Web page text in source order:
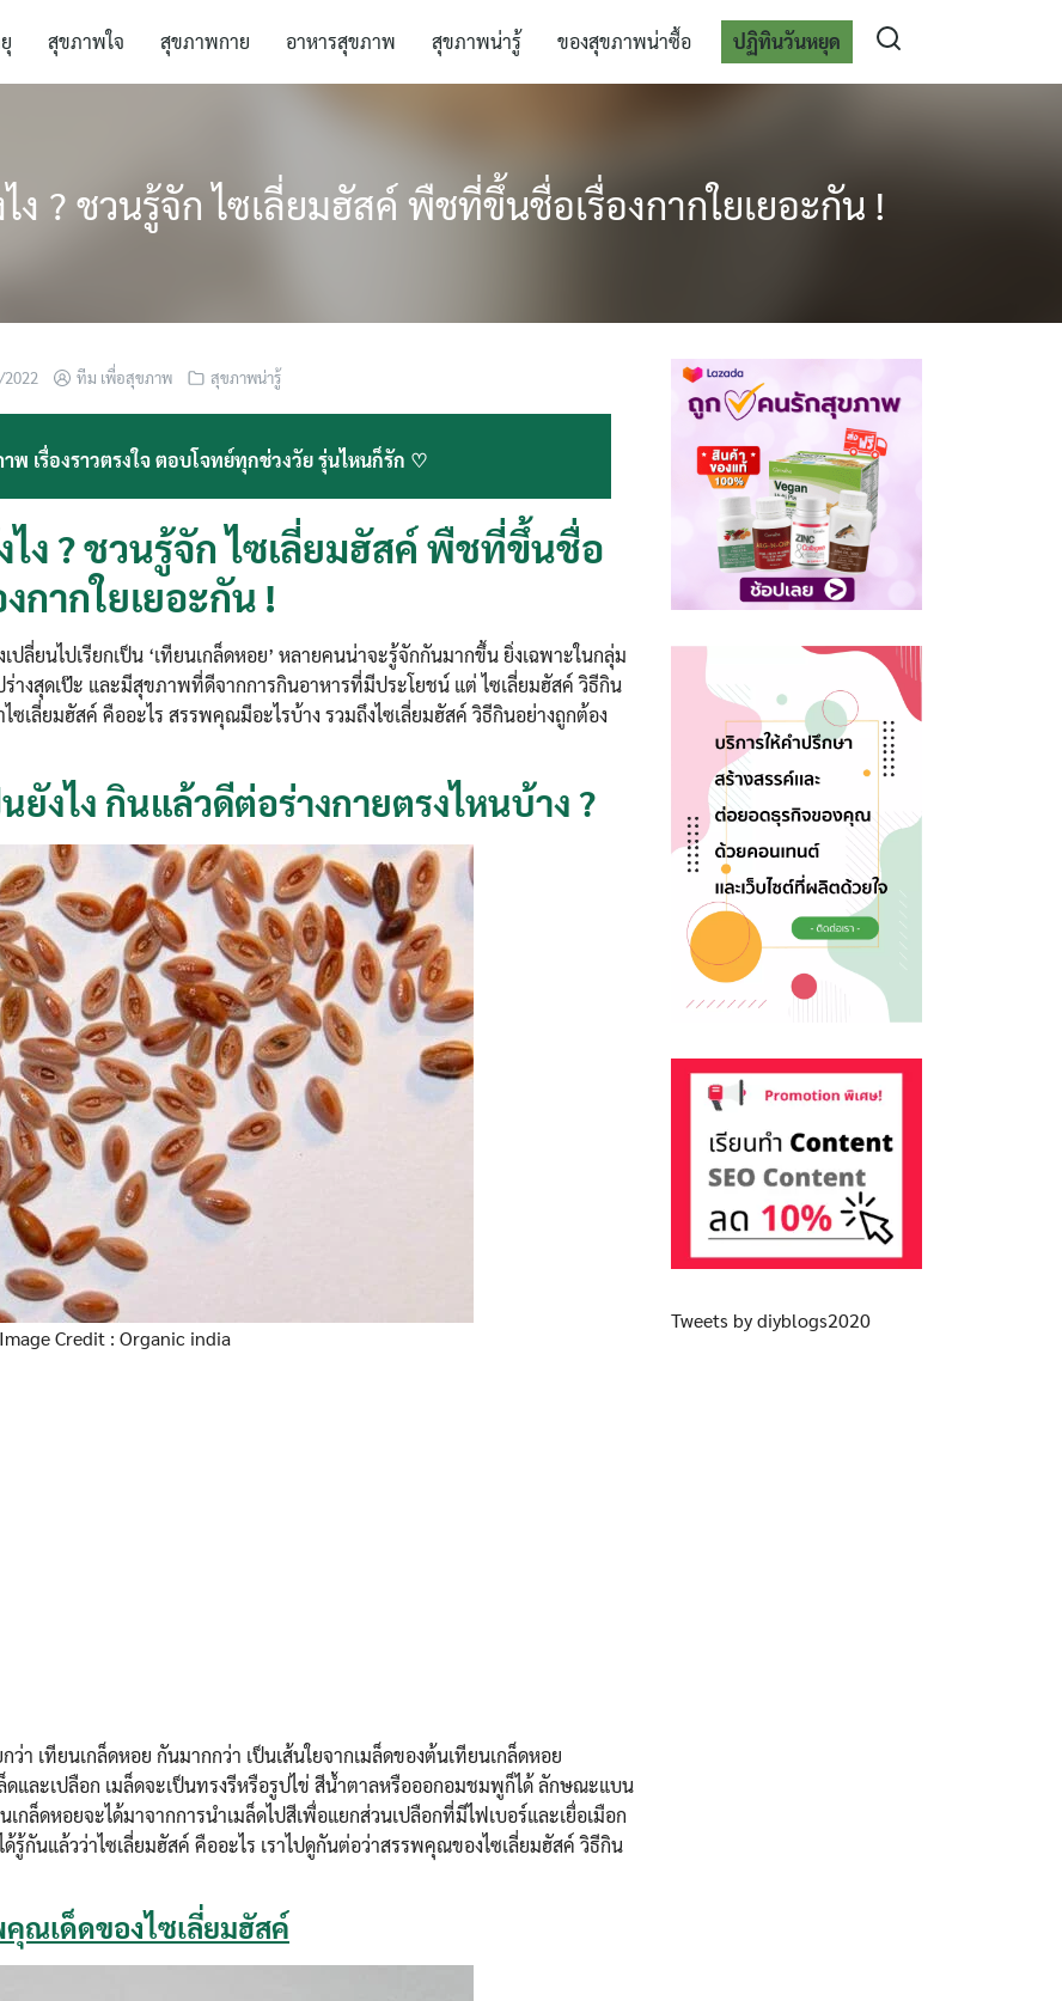
สุขภาพใจ สุขภาพกาย อาหารสุขภาพ สุขภาพน่ารู้ ของสุขภาพน่าซื้อ ปฏิทินวันหยุด
ง ? ชวนรู้จัก ไซเลี่ยมฮัสค์ พืชที่ขึ้นชื่อเรื่องกากใยเยอะกัน !
ทีม เพื่อสุขภาพ สุขภาพน่ารู้
เรื่องราวตรงใจ ตอบโจทย์ทุกช่วงวัย รุ่นไหนก็รัก ♡
ง ? ชวนรู้จัก ไซเลี่ยมฮัสค์ พืชที่ขึ้นชื่อ
งกากใยเยอะกัน !
ลี่ยนไปเรียกเป็น ‘เทียนเกล็ดหอย’ หลายคนน่าจะรู้จักกันมากขึ้น ยิ่งเฉพาะในกลุ่ม
างสุดเป๊ะ และมีสุขภาพที่ดีจากการกินอาหารที่มีประโยชน์ แต่ ไซเลี่ยมฮัสค์ วิธีกิน
ซเลี่ยมฮัสค์ คืออะไร สรรพคุณมีอะไรบ้าง รวมถึงไซเลี่ยมฮัสค์ วิธีกินอย่างถูกต้อง
งไง กินแล้วดีต่อร่างกายตรงไหนบ้าง ?
Image Credit : Organic india
ว่า เทียนเกล็ดหอย กันมากกว่า เป็นเส้นใยจากเมล็ดของต้นเทียนเกล็ดหอย
ดและเปลือก เมล็ดจะเป็นทรงรีหรือรูปไข่ สีน้ำตาลหรือออกอมชมพูก็ได้ ลักษณะแบน
กล็ดหอยจะได้มาจากการนำเมล็ดไปสีเพื่อแยกส่วนเปลือกที่มีไฟเบอร์และเยื่อเมือก
รู้กันแล้วว่าไซเลี่ยมฮัสค์ คืออะไร เราไปดูกันต่อว่าสรรพคุณของไซเลี่ยมฮัสค์ วิธีกิน
ณเด็ดของไซเลี่ยมฮัสค์
Tweets by diyblogs2020